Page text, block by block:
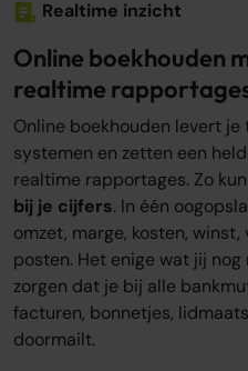
Realtime inzicht
Online boekhouden
realtime
Online boekhouden levert
systemen en zetten een
realtime rapportages. Zo
bij je cijfers. In één
omzet, marge, kosten,
posten. Het enige wat jij
zorgen dat je bij alle
facturen, bonnetjes,
doormailt.